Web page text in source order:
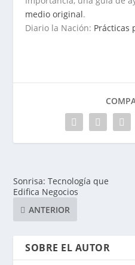
medio original.
Diario la Nación: Prácticas
Sonrisa: Tecnología que
Edifica Negocios
ANTERIOR
SOBRE EL AUTOR